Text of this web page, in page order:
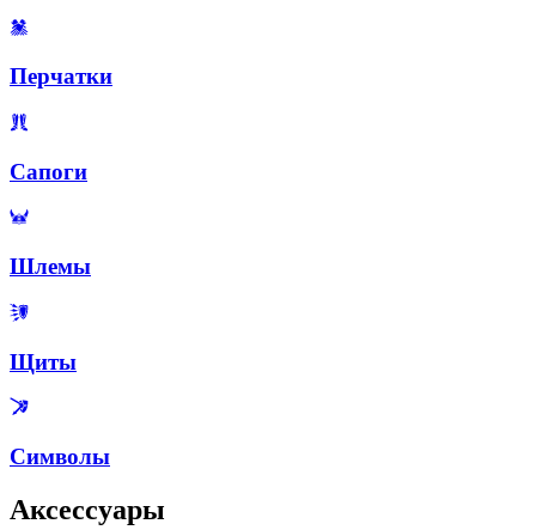
Перчатки
Сапоги
Шлемы
Щиты
Символы
Аксессуары